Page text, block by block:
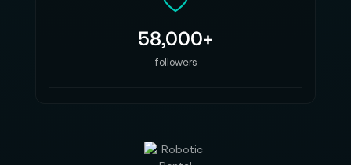
58,000+
followers